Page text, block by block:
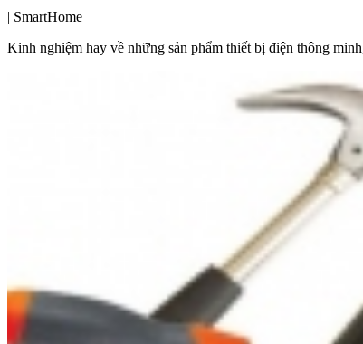
| SmartHome
Kinh nghiệm hay về những sản phẩm thiết bị điện thông